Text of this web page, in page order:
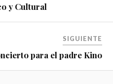
y Cultural
SIGUIENTE
para el padre Kino